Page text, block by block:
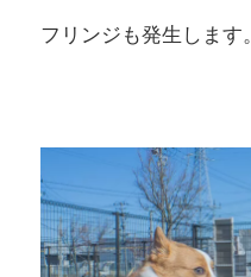
フリンジも発生します。